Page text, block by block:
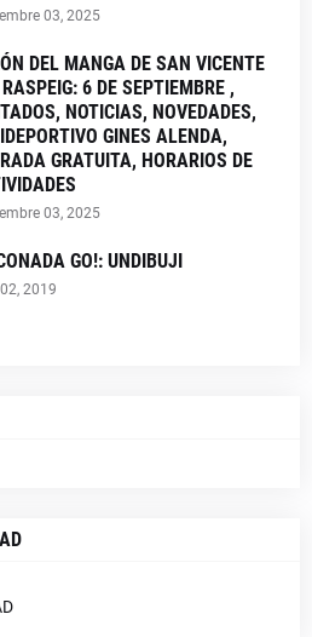
03, 2025
DEL MANGA DE SAN VICENTE
6 DE SEPTIEMBRE ,
NOTICIAS, NOVEDADES,
GINES ALENDA,
GRATUITA, HORARIOS DE
03, 2025
GO!: UNDIBUJI
2019